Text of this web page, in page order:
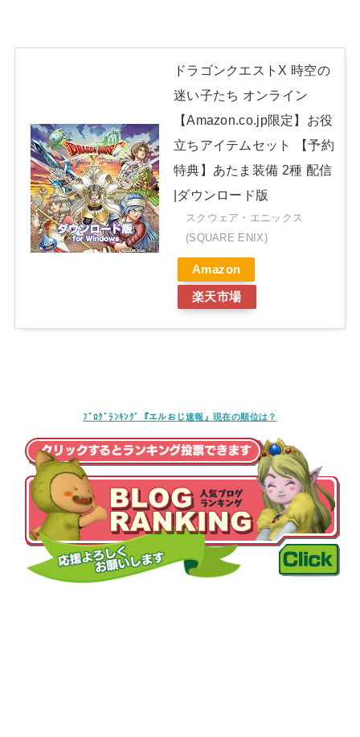
ドラゴンクエストX 時空の
迷い子たち オンライン
【Amazon.co.jp限定】お役
立ちアイテムセット 【予約
特典】あたま装備 2種 配信
|ダウンロード版
スクウェア・エニックス
(SQUARE ENIX)
Amazon
楽天市場
ﾌﾞﾛｸﾞﾗﾝｷﾝｸﾞ『エルおじ速報』現在の順位は？